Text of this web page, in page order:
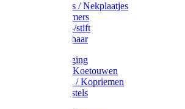
Halsplaatjes / Nekplaatjes
Kokernummers
Merkspray-/stift
Veemerkschaar
Uierverzorging
Halsters & Koetouwen
Halsriemen / Kopriemen
Koerugborstels